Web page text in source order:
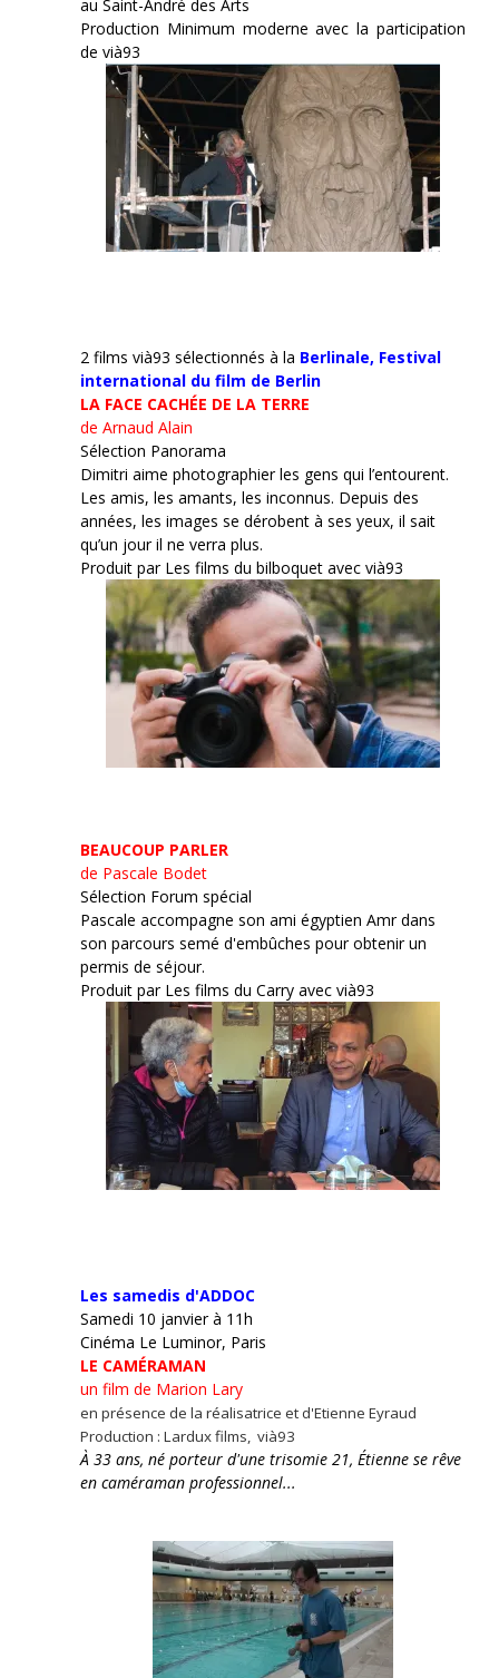
au Saint-André des Arts
Production Minimum moderne avec la participation
de vià93
2 films vià93 sélectionnés à la Berlinale, Festival
international du film de Berlin
LA FACE CACHÉE DE LA TERRE
de Arnaud Alain
Sélection Panorama
Dimitri aime photographier les gens qui l’entourent.
Les amis, les amants, les inconnus. Depuis des
années, les images se dérobent à ses yeux, il sait
qu’un jour il ne verra plus.
Produit par Les films du bilboquet avec vià93
BEAUCOUP PARLER
de Pascale Bodet
Sélection Forum spécial
Pascale accompagne son ami égyptien Amr dans
son parcours semé d'embûches pour obtenir un
permis de séjour.
Produit par Les films du Carry avec vià93
Les samedis d'ADDOC
Samedi 10 janvier à 11h
Cinéma Le Luminor, Paris
LE CAMÉRAMAN
un film de Marion Lary
en présence de la réalisatrice et d'Etienne Eyraud
Production : Lardux films, vià93
À 33 ans, né porteur d'une trisomie 21, Étienne se rêve
en caméraman professionnel...